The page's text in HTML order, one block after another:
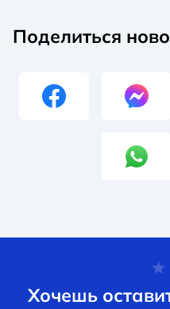
Поделиться
Хочешь